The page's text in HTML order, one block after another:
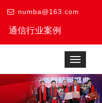
numba@163.com
通信行业案例
Toggle